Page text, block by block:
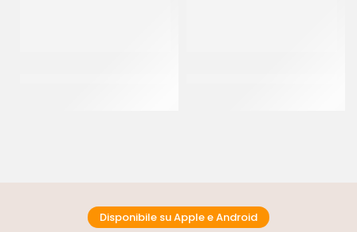
Disponibile su Apple e Android